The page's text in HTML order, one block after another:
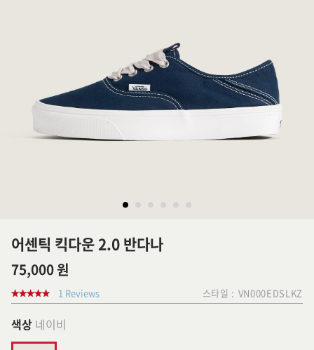
어센틱 킥다운 2.0 반다나
75,000 원
1 Reviews 스타일 : VN000EDSLKZ
색상 네이비